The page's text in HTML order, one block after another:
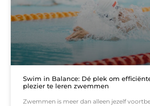
Swim in Balance: Dé plek om
plezier te leren zwemmen
Zwemmen is meer dan alleen jezelf